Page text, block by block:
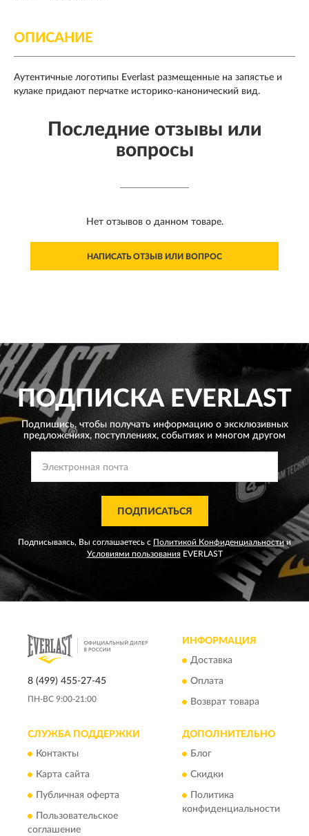
ОПИСАНИЕ
Аутентичные логотипы Everlast размещенные на запястье и
кулаке придают перчатке историко-канонический вид.
Последние отзывы или
вопросы
Нет отзывов о данном товаре.
НАПИСАТЬ ОТЗЫВ ИЛИ ВОПРОС
ПОДПИСКАEVERLAST
Подпишись, чтобы получать информацию о эксклюзивных
предложениях, поступлениях, событиях и многом другом
ПОДПИСАТЬСЯ
Подписываясь, Вы соглашаетесь с Политикой Конфиденциальности и
Условиями пользованияEVERLAST
8 (499) 455-27-45
ПН-ВС 9:00-21:00
ИНФОРМАЦИЯ
Доставка
Оплата
Возврат товара
СЛУЖБА ПОДДЕРЖКИ
Контакты
Карта сайта
Публичная оферта
Пользовательское
соглашение
ДОПОЛНИТЕЛЬНО
Блог
Скидки
Политика
конфиденциальности